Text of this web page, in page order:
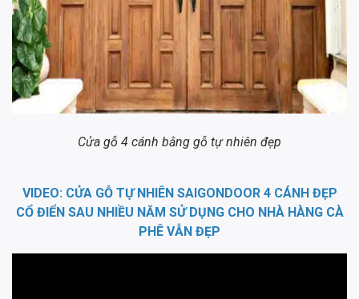
Cửa gỗ 4 cánh bằng gỗ tự nhiên đẹp
VIDEO: CỬA GỖ TỰ NHIÊN SAIGONDOOR 4 CÁNH ĐẸP
CỔ ĐIỂN SAU NHIỀU NĂM SỬ DỤNG CHO NHÀ HÀNG CÀ
PHÊ VẪN ĐẸP